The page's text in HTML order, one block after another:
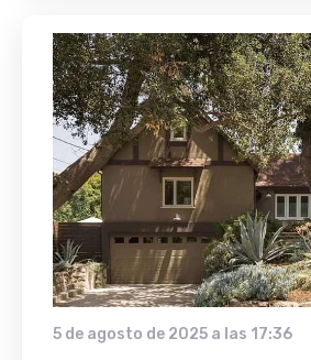
5 de agosto de 2025 a las 17:36